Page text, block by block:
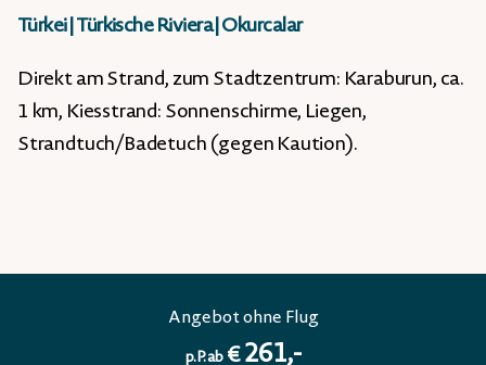
Türkei|Türkische Riviera|Okurcalar
Direkt am Strand, zum Stadtzentrum: Karaburun, ca.
1 km, Kiesstrand: Sonnenschirme, Liegen,
Strandtuch/Badetuch (gegen Kaution).
Angebot ohne Flug
p.P. ab €261,-